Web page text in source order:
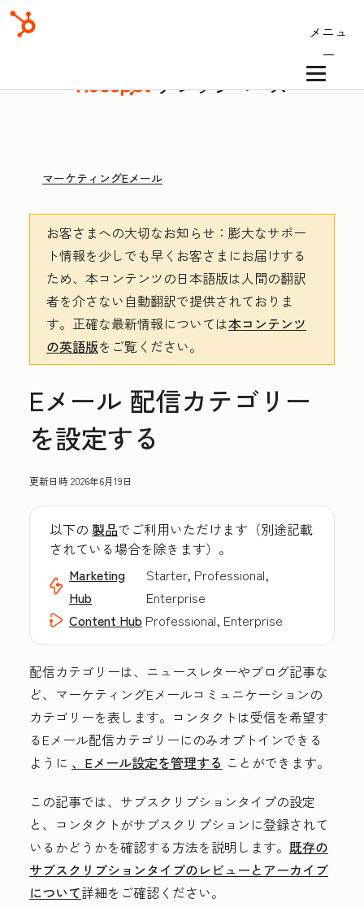
メニュ
ー
ナレッジベース
マーケティングEメール
お客さまへの大切なお知らせ ：膨大なサポー
ト情報を少しでも早くお客さまにお届けする
ため、本コンテンツの日本語版は人間の翻訳
者を介さない自動翻訳で提供されておりま
す。 正確な最新情報については本コンテンツ
の英語版をご覧ください。
Eメール 配信カテゴリー
を設定する
更新日時2026年6月19日
以下の 製品でご利用いただけます（別途記載
されている場合を除きます）。
Marketing
Hub
Starter, Professional,
Enterprise
Content Hub Professional, Enterprise
配信カテゴリーは、ニュースレターやブログ記事な
ど、マーケティングEメールコミュニケーションの
カテゴリーを表します。コンタクトは受信を希望す
るEメール配信カテゴリーにのみオプトインできる
ように 、Eメール設定を管理する ことができます。
この記事では、サブスクリプションタイプの設定
と、コンタクトがサブスクリプションに登録されて
いるかどうかを確認する方法を説明します。 既存の
サブスクリプションタイプのレビューとアーカイブ
について詳細をご確認ください。